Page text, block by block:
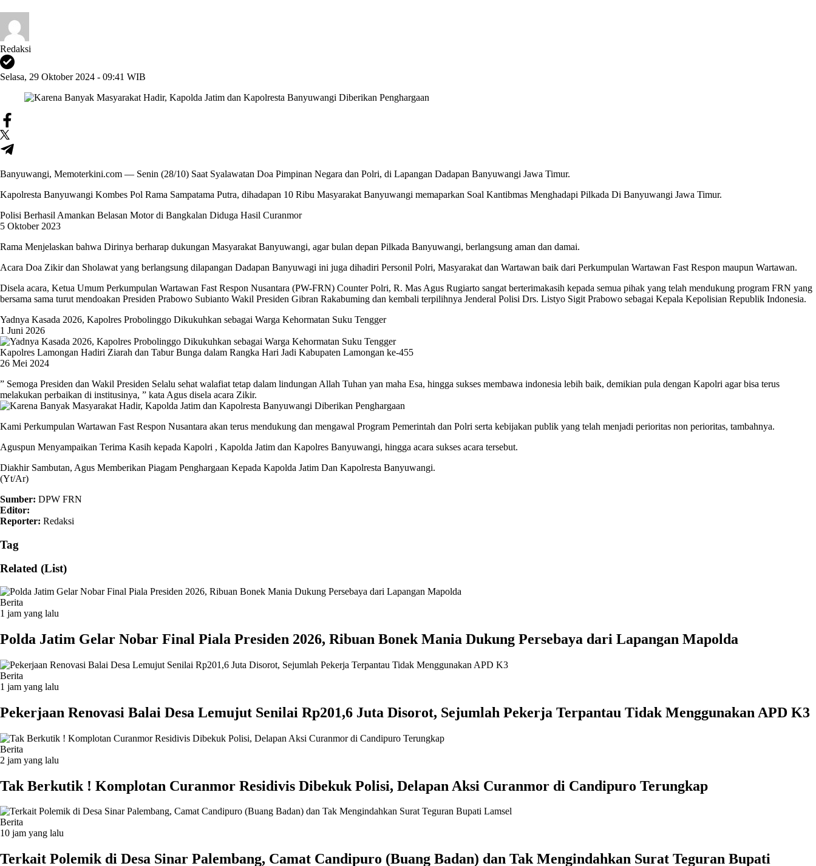
Redaksi
Selasa, 29 Oktober 2024 - 09:41 WIB
Banyuwangi, Memoterkini.com — Senin (28/10) Saat Syalawatan Doa Pimpinan Negara dan Polri, di Lapangan Dadapan Banyuwangi Jawa Timur.
Kapolresta Banyuwangi Kombes Pol Rama Sampatama Putra, dihadapan 10 Ribu Masyarakat Banyuwangi memaparkan Soal Kantibmas Menghadapi Pilkada Di Banyuwangi Jawa Timur.
Polisi Berhasil Amankan Belasan Motor di Bangkalan Diduga Hasil Curanmor
5 Oktober 2023
Rama Menjelaskan bahwa Dirinya berharap dukungan Masyarakat Banyuwangi, agar bulan depan Pilkada Banyuwangi, berlangsung aman dan damai.
Acara Doa Zikir dan Sholawat yang berlangsung dilapangan Dadapan Banyuwagi ini juga dihadiri Personil Polri, Masyarakat dan Wartawan baik dari Perkumpulan Wartawan Fast Respon maupun Wartawan.
Disela acara, Ketua Umum Perkumpulan Wartawan Fast Respon Nusantara (PW-FRN) Counter Polri, R. Mas Agus Rugiarto sangat berterimakasih kepada semua pihak yang telah mendukung program FRN yang
bersama sama turut mendoakan Presiden Prabowo Subianto Wakil Presiden Gibran Rakabuming dan kembali terpilihnya Jenderal Polisi Drs. Listyo Sigit Prabowo sebagai Kepala Kepolisian Republik Indonesia.
Yadnya Kasada 2026, Kapolres Probolinggo Dikukuhkan sebagai Warga Kehormatan Suku Tengger
1 Juni 2026
Kapolres Lamongan Hadiri Ziarah dan Tabur Bunga dalam Rangka Hari Jadi Kabupaten Lamongan ke-455
26 Mei 2024
” Semoga Presiden dan Wakil Presiden Selalu sehat walafiat tetap dalam lindungan Allah Tuhan yan maha Esa, hingga sukses membawa indonesia lebih baik, demikian pula dengan Kapolri agar bisa terus
melakukan perbaikan di institusinya, ” kata Agus disela acara Zikir.
Kami Perkumpulan Wartawan Fast Respon Nusantara akan terus mendukung dan mengawal Program Pemerintah dan Polri serta kebijakan publik yang telah menjadi perioritas non perioritas, tambahnya.
Aguspun Menyampaikan Terima Kasih kepada Kapolri , Kapolda Jatim dan Kapolres Banyuwangi, hingga acara sukses acara tersebut.
Diakhir Sambutan, Agus Memberikan Piagam Penghargaan Kepada Kapolda Jatim Dan Kapolresta Banyuwangi.
(Yt/Ar)
Sumber: DPW FRN
Editor:
Reporter: Redaksi
Tag
Related (List)
Berita
1 jam yang lalu
Polda Jatim Gelar Nobar Final Piala Presiden 2026, Ribuan Bonek Mania Dukung Persebaya dari Lapangan Mapolda
Berita
1 jam yang lalu
Pekerjaan Renovasi Balai Desa Lemujut Senilai Rp201,6 Juta Disorot, Sejumlah Pekerja Terpantau Tidak Menggunakan APD K3
Berita
2 jam yang lalu
Tak Berkutik ! Komplotan Curanmor Residivis Dibekuk Polisi, Delapan Aksi Curanmor di Candipuro Terungkap
Berita
10 jam yang lalu
Terkait Polemik di Desa Sinar Palembang, Camat Candipuro (Buang Badan) dan Tak Mengindahkan Surat Teguran Bupati